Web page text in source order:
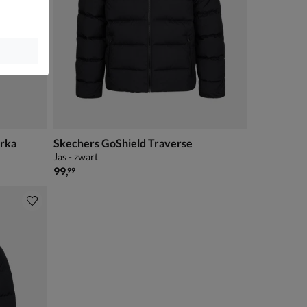
Skechers GoShield Traverse
Jas - zwart
€ 99,99
99,99